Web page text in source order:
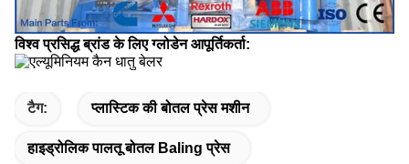
विश्व प्रसिद्ध ब्रांड के लिए ग्लोडेन आपूर्तिकर्ता:
टैग: प्लास्टिक की बोतल प्रेस मशीन
हाइड्रोलिक पालतू बोतल Baling प्रेस